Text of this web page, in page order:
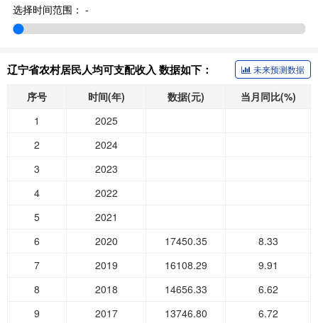
选择时间范围： -
辽宁省农村居民人均可支配收入 数据如下： 未来预测数据
序号 时间(年) 数据(元)
当月同比(%)
1
2025
2
2024
3
2023
4
2022
5
2021
6
2020 17450.35
8.33
7
2019 16108.29
9.91
8
2018 14656.33
6.62
9
2017 13746.80
6.72